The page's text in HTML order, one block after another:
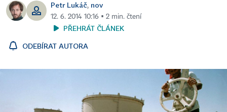
Petr Lukáč, nov
12. 6. 2014 10:16 ▪ 2 min. čtení
PŘEHRÁT ČLÁNEK
ODEBÍRAT AUTORA